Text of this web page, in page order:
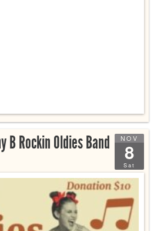
NOV
8
Sat
B Rockin Oldies Band